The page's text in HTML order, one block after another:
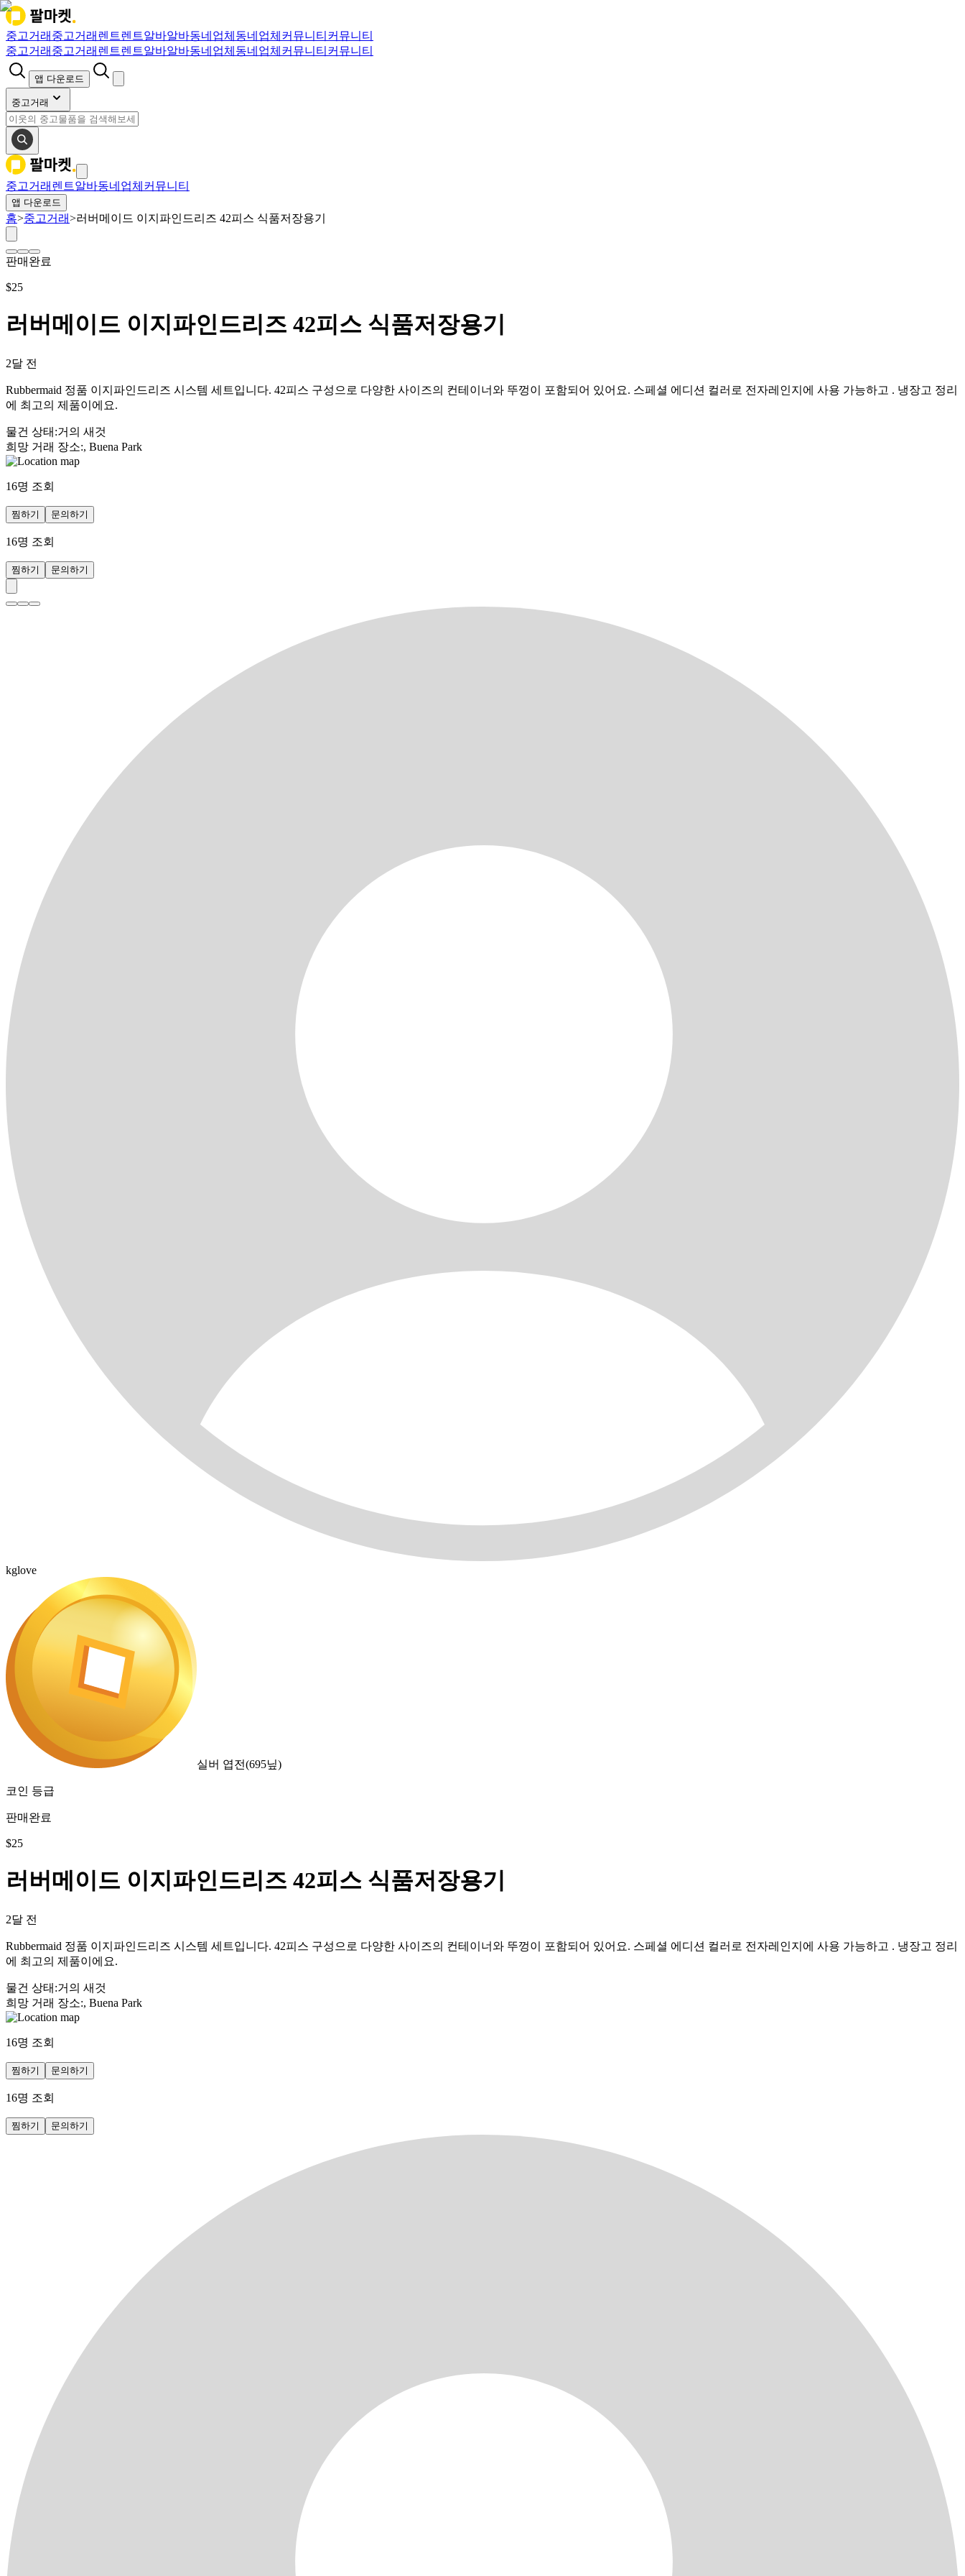
중고거래 중고거래 렌트렌트알바알바동네업체 동네업체 커뮤니티 커뮤니티
중고거래 중고거래 렌트렌트알바알바동네업체 동네업체 커뮤니티 커뮤니티
앱 다운로드
중고거래
중고거래 렌트알바동네업체 커뮤니티
앱 다운로드
홈>중고거래>러버메이드 이지파인드리즈 42피스 식품저장용기
판매완료
$25
러버메이드 이지파인드리즈 42피스 식품저장용기
2달 전
Rubbermaid 정품 이지파인드리즈 시스템 세트입니다. 42피스 구성으로 다양한 사이즈의 컨테이너와 뚜껑이 포함되어 있어요. 스페셜 에디션 컬러로 전자레인지에 사용 가능하고 . 냉장고 정리
에 최고의 제품이에요.
물건 상태 :거의 새것
희망 거래 장소:, Buena Park
16명 조회
찜하기 문의하기
16명 조회
찜하기 문의하기
kglove
실버 엽전(695닢)
코인 등급
판매완료
$25
러버메이드 이지파인드리즈 42피스 식품저장용기
2달 전
Rubbermaid 정품 이지파인드리즈 시스템 세트입니다. 42피스 구성으로 다양한 사이즈의 컨테이너와 뚜껑이 포함되어 있어요. 스페셜 에디션 컬러로 전자레인지에 사용 가능하고 . 냉장고 정리
에 최고의 제품이에요.
물건 상태 :거의 새것
희망 거래 장소:, Buena Park
16명 조회
찜하기 문의하기
16명 조회
찜하기 문의하기